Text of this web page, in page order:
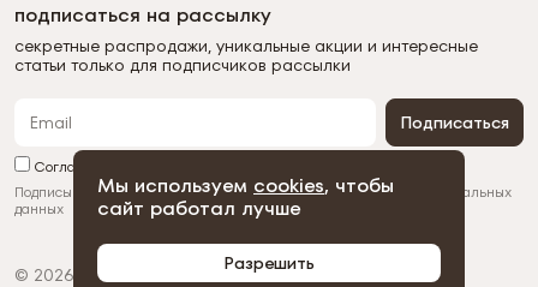
Мы используем cookies, чтобы
сайт работал лучше
Разрешить
подписаться на рассылку
секретные распродажи, уникальные акции и интересные
статьи только для подписчиков рассылки
Подписаться
Согласен с обработкой персональных данных
Подписываясь на рассылку, вы соглашаетесь с обработкой персональных
данных
© 2026 Duman Политика конфиденциальности